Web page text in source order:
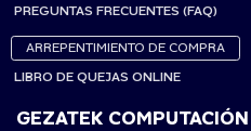
PREGUNTAS FRECUENTES (FAQ)
ARREPENTIMIENTO DE COMPRA
LIBRO DE QUEJAS ONLINE
GEZATEK COMPUTACIÓN